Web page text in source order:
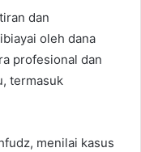
dan
oleh dana
profesional dan
termasuk
menilai kasus